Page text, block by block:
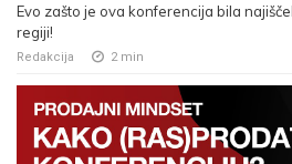
Evo zašto je ova konferencija bila
regiji!
Redakcija 2 min